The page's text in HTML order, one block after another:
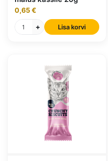
0,65 €
+
Lisa korvi